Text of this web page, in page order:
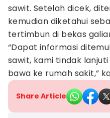
sawit. Setelah dicek,
kemudian diketahui
tertimbun di bekas
“Dapat informasi
sawit, kami tindak
bawa ke rumah sakit,”
Share Article